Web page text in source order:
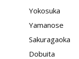
Yokosuka
Yamanose
Sakuragaoka
Dobuita